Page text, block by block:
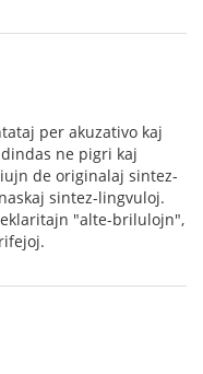
per akuzativo kaj
ne pigri kaj
de originalaj sintez-
sintez-lingvuloj.
"alte-brilulojn",